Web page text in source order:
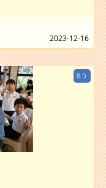
2023-12-16
85